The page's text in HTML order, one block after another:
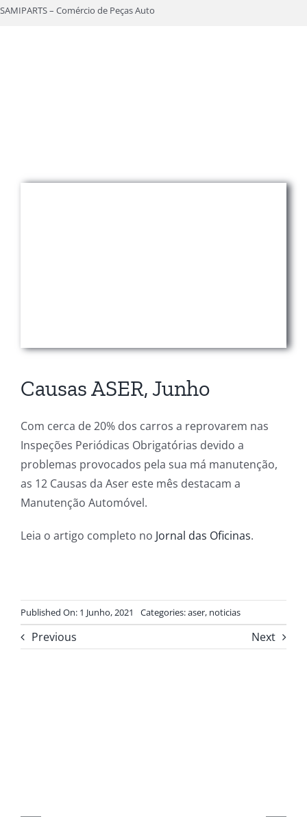
Skip
SAMIPARTS – Comércio de Peças Auto
Causas ASER, Junho
Com cerca de 20% dos carros a reprovarem nas
Inspeções Periódicas Obrigatórias devido a
problemas provocados pela sua má manutenção,
as 12 Causas da Aser este mês destacam a
Manutenção Automóvel.
Leia o artigo completo no Jornal das Oficinas.
Published On: 1 Junho, 2021 Categories:aser, noticias
Previous Next